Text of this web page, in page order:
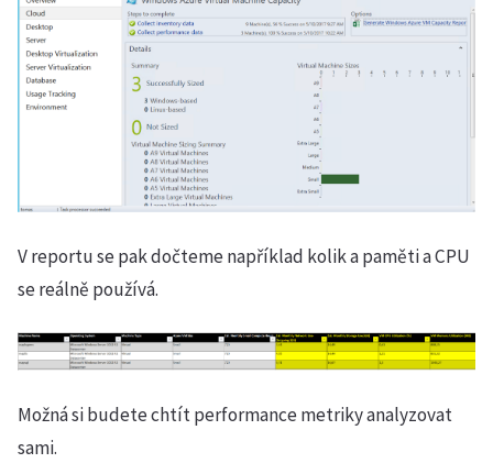
V reportu se pak dočteme například kolik a paměti a CPU
se reálně používá.
Možná si budete chtít performance metriky analyzovat
sami.